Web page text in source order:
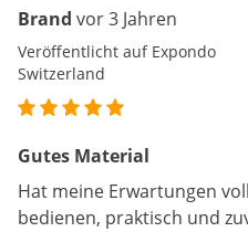
Brand vor 3 Jahren
Veröffentlicht auf Expondo
Switzerland
Gutes Material
Hat meine Erwartungen
bedienen, praktisch und